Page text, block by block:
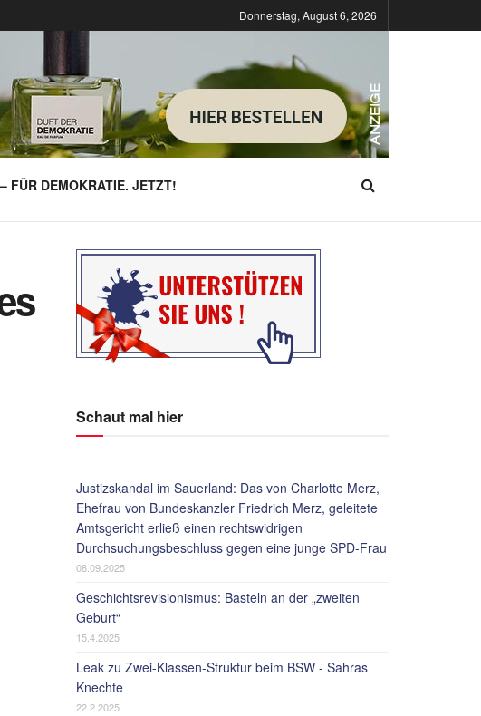
Donnerstag, August 6, 2026
FÜR DEMOKRATIE. JETZT!
Schaut mal hier
Justizskandal im Sauerland: Das von Charlotte Merz,
Ehefrau von Bundeskanzler Friedrich Merz, geleitete
Amtsgericht erließ einen rechtswidrigen
Durchsuchungsbeschluss gegen eine junge SPD-Frau
08.09.2025
Geschichtsrevisionismus: Basteln an der „zweiten
Geburt“
15.4.2025
Leak zu Zwei-Klassen-Struktur beim BSW - Sahras
Knechte
22.2.2025